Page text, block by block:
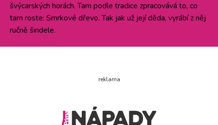
švýcarských horách. Tam podle tradice zpracovává to, co
tam roste: Smrkové dřevo. Tak jak už její děda, vyrábí z něj
ručně šindele.
reklama